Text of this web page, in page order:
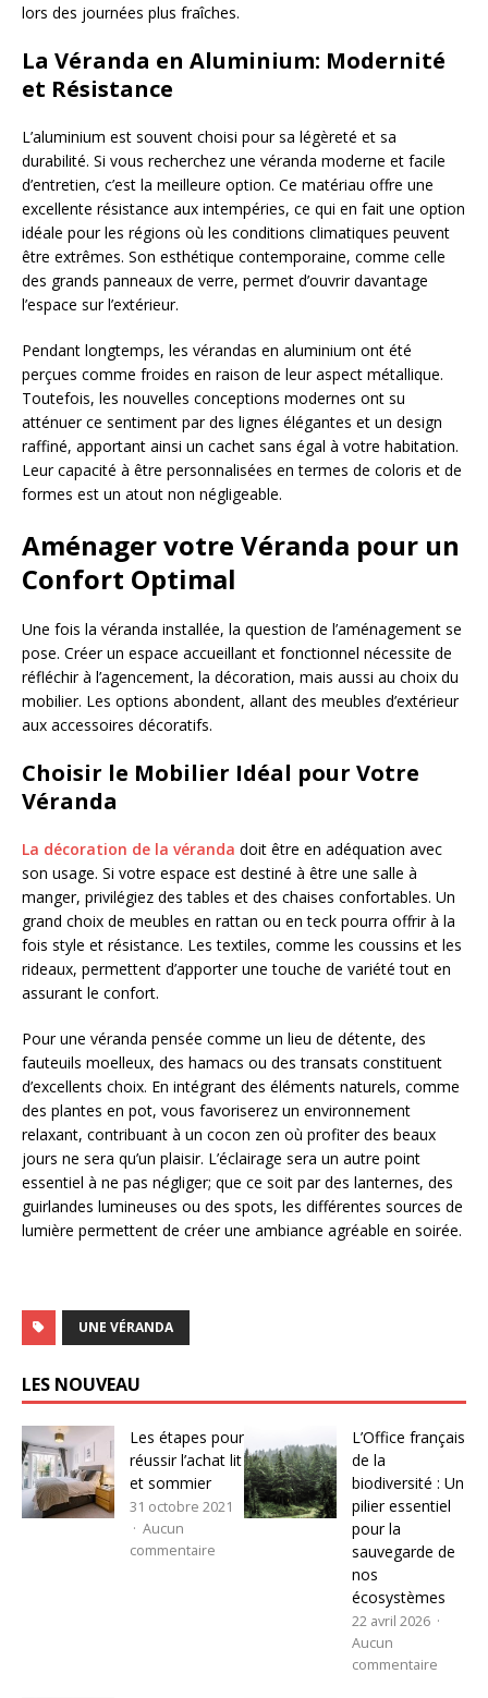
lors des journées plus fraîches.
La Véranda en Aluminium: Modernité
et Résistance
L’aluminium est souvent choisi pour sa légèreté et sa
durabilité. Si vous recherchez une véranda moderne et facile
d’entretien, c’est la meilleure option. Ce matériau offre une
excellente résistance aux intempéries, ce qui en fait une option
idéale pour les régions où les conditions climatiques peuvent
être extrêmes. Son esthétique contemporaine, comme celle
des grands panneaux de verre, permet d’ouvrir davantage
l’espace sur l’extérieur.
Pendant longtemps, les vérandas en aluminium ont été
perçues comme froides en raison de leur aspect métallique.
Toutefois, les nouvelles conceptions modernes ont su
atténuer ce sentiment par des lignes élégantes et un design
raffiné, apportant ainsi un cachet sans égal à votre habitation.
Leur capacité à être personnalisées en termes de coloris et de
formes est un atout non négligeable.
Aménager votre Véranda pour un
Confort Optimal
Une fois la véranda installée, la question de l’aménagement se
pose. Créer un espace accueillant et fonctionnel nécessite de
réfléchir à l’agencement, la décoration, mais aussi au choix du
mobilier. Les options abondent, allant des meubles d’extérieur
aux accessoires décoratifs.
Choisir le Mobilier Idéal pour Votre
Véranda
La décoration de la véranda doit être en adéquation avec
son usage. Si votre espace est destiné à être une salle à
manger, privilégiez des tables et des chaises confortables. Un
grand choix de meubles en rattan ou en teck pourra offrir à la
fois style et résistance. Les textiles, comme les coussins et les
rideaux, permettent d’apporter une touche de variété tout en
assurant le confort.
Pour une véranda pensée comme un lieu de détente, des
fauteuils moelleux, des hamacs ou des transats constituent
d’excellents choix. En intégrant des éléments naturels, comme
des plantes en pot, vous favoriserez un environnement
relaxant, contribuant à un cocon zen où profiter des beaux
jours ne sera qu’un plaisir. L’éclairage sera un autre point
essentiel à ne pas négliger; que ce soit par des lanternes, des
guirlandes lumineuses ou des spots, les différentes sources de
lumière permettent de créer une ambiance agréable en soirée.
UNE VÉRANDA
LES NOUVEAU
Les étapes pour
réussir l’achat lit
et sommier
31 octobre 2021
Aucun
commentaire
L’Office français
de la
biodiversité : Un
pilier essentiel
pour la
sauvegarde de
nos
écosystèmes
22 avril 2026
Aucun
commentaire